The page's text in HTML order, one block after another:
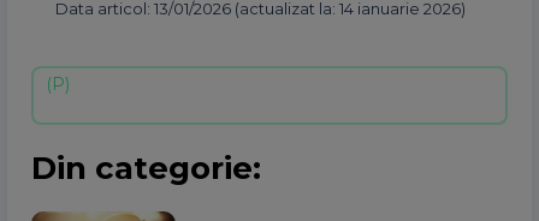
Data articol: 13/01/2026 (actualizat la: 14 ianuarie 2026)
Din categorie: